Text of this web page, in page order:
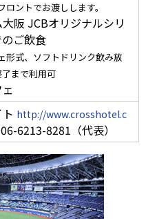
ントでお渡しします。
阪 JCBオリジナルシリ
ご飲食
形式、ソフトドリンク飲み放
まで利用可
http://www.crosshotel.c
6213-8281（代表）